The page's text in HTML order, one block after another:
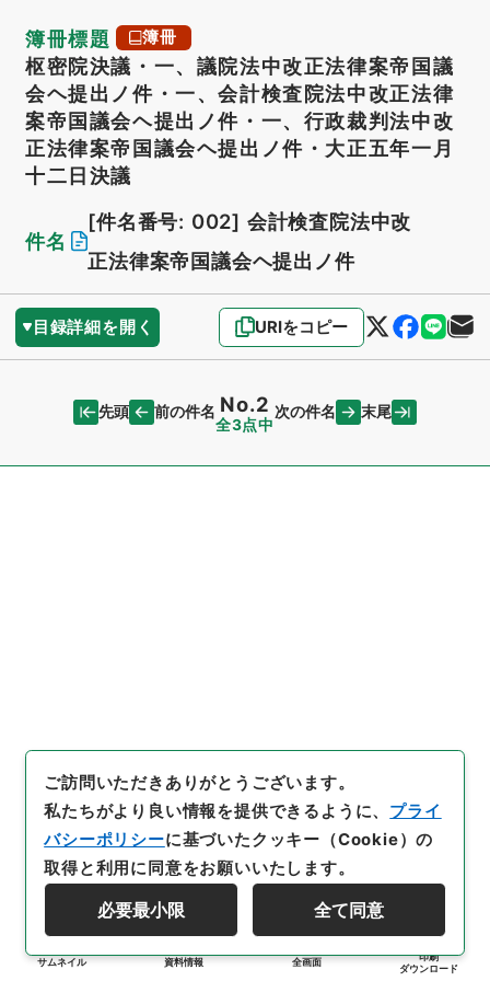
簿冊標題 簿冊
枢密院決議・一、議院法中改正法律案帝国議
会ヘ提出ノ件・一、会計検査院法中改正法律
案帝国議会ヘ提出ノ件・一、行政裁判法中改
正法律案帝国議会ヘ提出ノ件・大正五年一月
十二日決議
件名
[件名番号: 002] 会計検査院法中改
正法律案帝国議会ヘ提出ノ件
目録詳細を開く URIをコピー
先頭 前の件名 No.2
全3点中
次の件名 末尾
サムネイル 資料情報 全画面
印刷
ダウンロード
ご訪問いただきありがとうございます。
私たちがより良い情報を提供できるように、 プライ
バシーポリシーに基づいたクッキー（Cookie）の
取得と利用に同意をお願いいたします。
必要最小限 全て同意